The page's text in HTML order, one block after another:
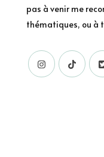
pas à venir me
thématiques, ou à